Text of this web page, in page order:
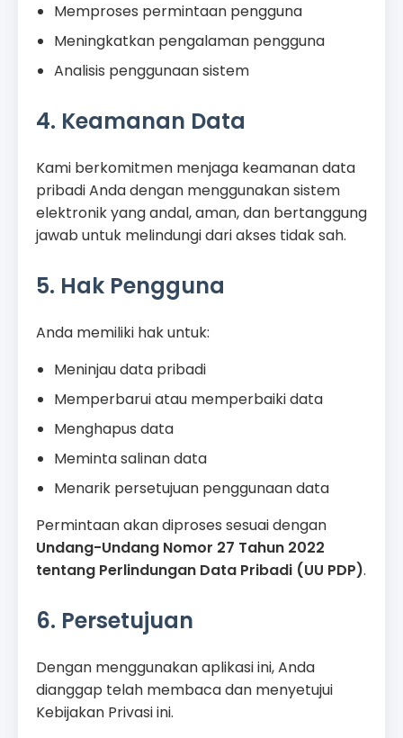
Memproses permintaan pengguna
Meningkatkan pengalaman pengguna
Analisis penggunaan sistem
4. Keamanan Data
Kami berkomitmen menjaga keamanan data
pribadi Anda dengan menggunakan sistem
elektronik yang andal, aman, dan bertanggung
jawab untuk melindungi dari akses tidak sah.
5. Hak Pengguna
Anda memiliki hak untuk:
Meninjau data pribadi
Memperbarui atau memperbaiki data
Menghapus data
Meminta salinan data
Menarik persetujuan penggunaan data
Permintaan akan diproses sesuai dengan
Undang-Undang Nomor 27 Tahun 2022
tentang Perlindungan Data Pribadi (UU PDP).
6. Persetujuan
Dengan menggunakan aplikasi ini, Anda
dianggap telah membaca dan menyetujui
Kebijakan Privasi ini.